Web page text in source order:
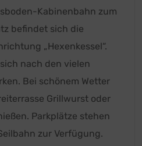
Kabinenbahn zum
befindet sich die
„Hexenkessel“.
nach den vielen
Bei schönem Wetter
Grillwurst oder
Parkplätze stehen
zur Verfügung.